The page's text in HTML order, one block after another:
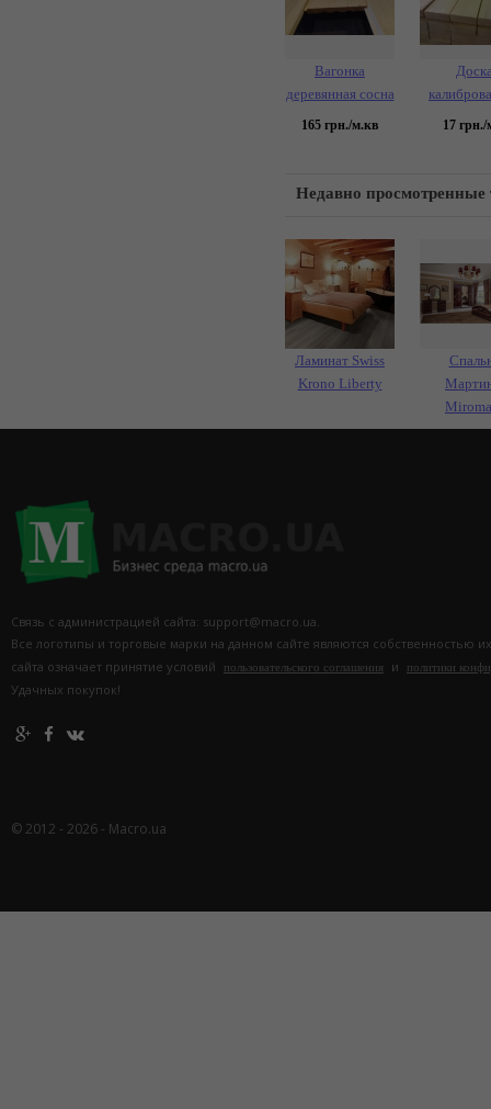
Вагонка
деревянная сосна
165 грн./м.кв 17 грн./
Недавно просмотренные
Ламинат Swiss
Krono Liberty
Связь с администрацией сайта: support@macro.ua.
Все логотипы и торговые марки на данном сайте являются собственностью
сайта означает принятие условий
пользовательского соглашения и политики
Удачных покупок!
© 2012 - 2026 - Macro.ua